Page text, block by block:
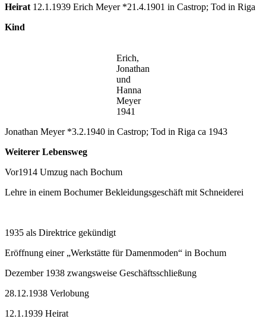
Heirat 12.1.1939 Erich Meyer *21.4.1901 in Castrop; Tod in Riga
Kind
Erich,
Jonathan
und
Hanna
Meyer
1941
Jonathan Meyer *3.2.1940 in Castrop; Tod in Riga ca 1943
Weiterer Lebensweg
Vor1914 Umzug nach Bochum
Lehre in einem Bochumer Bekleidungsgeschäft mit Schneiderei
1935 als Direktrice gekündigt
Eröffnung einer „Werkstätte für Damenmoden“ in Bochum
Dezember 1938 zwangsweise Geschäftsschließung
28.12.1938 Verlobung
12.1.1939 Heirat